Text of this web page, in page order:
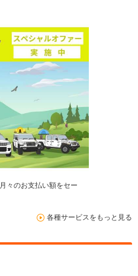
々のお支払い額をセー
各種サービスをもっと見る